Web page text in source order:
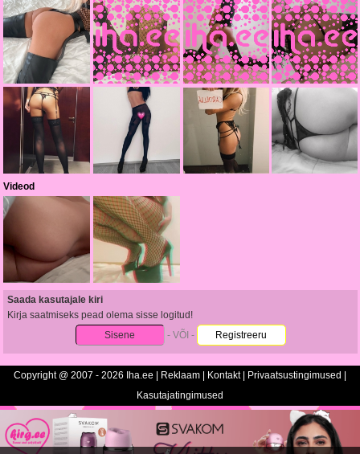
Videod
Saada kasutajale kiri
Kirja saatmiseks pead olema sisse logitud!
Sisene
- VÕI - Registreeru
Copyright @ 2007 - 2026 Iha.ee | Reklaam Kontakt| Privaatsustingimused
Kasutajatingimused